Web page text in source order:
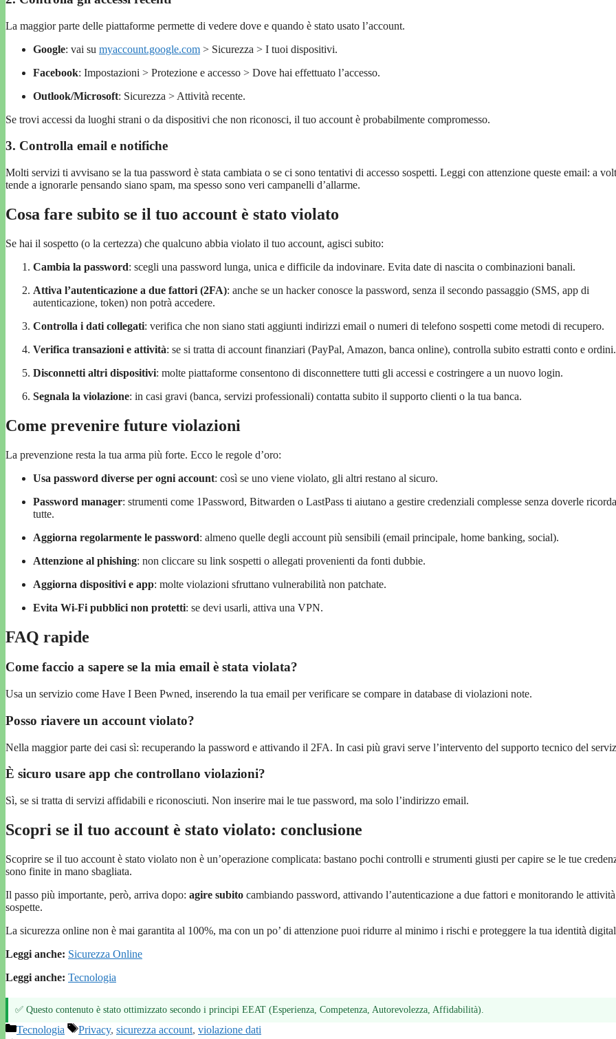
La maggior parte delle piattaforme permette di vedere dove e quando è stato usato l’account.
Google: vai su myaccount.google.com > Sicurezza > I tuoi dispositivi.
Facebook: Impostazioni > Protezione e accesso > Dove hai effettuato l’accesso.
Outlook/Microsoft: Sicurezza > Attività recente.
Se trovi accessi da luoghi strani o da dispositivi che non riconosci, il tuo account è probabilmente compromesso.
3. Controlla email e notifiche
Molti servizi ti avvisano se la tua password è stata cambiata o se ci sono tentativi di accesso sospetti. Leggi con attenzione queste email: a
tende a ignorarle pensando siano spam, ma spesso sono veri campanelli d’allarme.
Cosa fare subito se il tuo account è stato violato
Se hai il sospetto (o la certezza) che qualcuno abbia violato il tuo account, agisci subito:
Cambia la password: scegli una password lunga, unica e difficile da indovinare. Evita date di nascita o combinazioni banali.
Attiva l’autenticazione a due fattori (2FA): anche se un hacker conosce la password, senza il secondo passaggio (SMS, app di
autenticazione, token) non potrà accedere.
Controlla i dati collegati: verifica che non siano stati aggiunti indirizzi email o numeri di telefono sospetti come metodi di recupero.
Verifica transazioni e attività: se si tratta di account finanziari (PayPal, Amazon, banca online), controlla subito estratti conto e ordini.
Disconnetti altri dispositivi: molte piattaforme consentono di disconnettere tutti gli accessi e costringere a un nuovo login.
Segnala la violazione: in casi gravi (banca, servizi professionali) contatta subito il supporto clienti o la tua banca.
Come prevenire future violazioni
La prevenzione resta la tua arma più forte. Ecco le regole d’oro:
Usa password diverse per ogni account: così se uno viene violato, gli altri restano al sicuro.
Password manager: strumenti come 1Password, Bitwarden o LastPass ti aiutano a gestire credenziali complesse senza doverle
tutte.
Aggiorna regolarmente le password: almeno quelle degli account più sensibili (email principale, home banking, social).
Attenzione al phishing: non cliccare su link sospetti o allegati provenienti da fonti dubbie.
Aggiorna dispositivi e app: molte violazioni sfruttano vulnerabilità non patchate.
Evita Wi-Fi pubblici non protetti: se devi usarli, attiva una VPN.
FAQ rapide
Come faccio a sapere se la mia email è stata violata?
Usa un servizio come Have I Been Pwned, inserendo la tua email per verificare se compare in database di violazioni note.
Posso riavere un account violato?
Nella maggior parte dei casi sì: recuperando la password e attivando il 2FA. In casi più gravi serve l’intervento del supporto tecnico del
È sicuro usare app che controllano violazioni?
Sì, se si tratta di servizi affidabili e riconosciuti. Non inserire mai le tue password, ma solo l’indirizzo email.
Scopri se il tuo account è stato violato: conclusione
Scoprire se il tuo account è stato violato non è un’operazione complicata: bastano pochi controlli e strumenti giusti per capire se le tue
sono finite in mano sbagliata.
Il passo più importante, però, arriva dopo: agire subito cambiando password, attivando l’autenticazione a due fattori e monitorando le attività
sospette.
La sicurezza online non è mai garantita al 100%, ma con un po’ di attenzione puoi ridurre al minimo i rischi e proteggere la tua identità
Leggi anche: Sicurezza Online
Leggi anche: Tecnologia
✅ Questo contenuto è stato ottimizzato secondo i principi EEAT (Esperienza, Competenza, Autorevolezza, Affidabilità).
Categorie
Tecnologia Tag
Privacy, sicurezza account, violazione dati